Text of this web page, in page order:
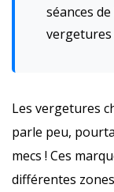
séances
vergetures
Les vergetures
parle peu,
mecs ! Ces
différentes